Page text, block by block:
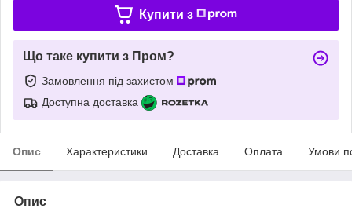
Купити з
Що таке купити з Пром?
Замовлення під захистом
Доступна доставка
Опис Характеристики Доставка Оплата Умови
Опис